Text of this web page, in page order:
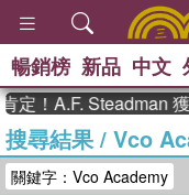
暢銷榜 新品 中文
定！A.F. Steadman
搜尋結果/ Vco
關鍵字：Vco Academy